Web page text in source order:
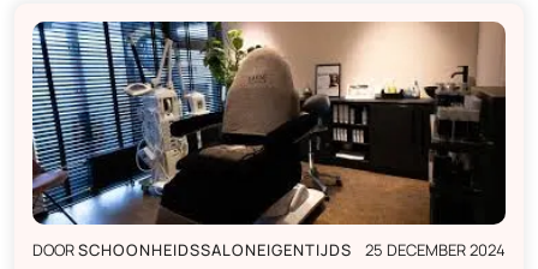
DOORSCHOONHEIDSSALONEIGENTIJDS 25 DECEMBER 2024